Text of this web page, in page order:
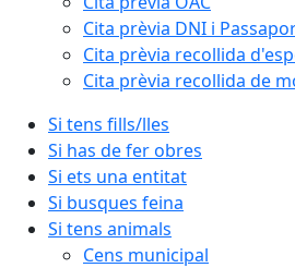
Cita prèvia DNI i
Cita prèvia recollida
Cita prèvia recollida de
Si tens fills/lles
Si has de fer obres
Si ets una entitat
Si busques feina
Si tens animals
Cens municipal